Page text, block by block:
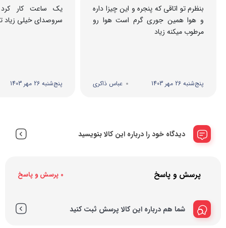
بنظرم تو اتاقی که پنجره و این چیزا داره
و هوا همین جوری گرم است هوا رو
مرطوب میکنه زیاد
پنج‌شنبه 26 مهر 1403 عباس ذاکری
یک ساعت کار
سروصدای خیلی زیاد
پنج‌شنبه 26 مهر 1403
دیدگاه خود را درباره این کالا بنویسید
پرسش و پاسخ 0 پرسش و پاسخ
شما هم درباره این کالا پرسش ثبت کنید